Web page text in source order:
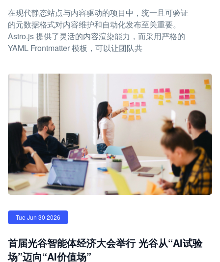
在现代静态站点与内容驱动的项目中，统一且可验证
的元数据格式对内容维护和自动化发布至关重要。
Astro.js 提供了灵活的内容渲染能力，而采用严格的
YAML Frontmatter 模板，可以让团队共
Tue Jun 30 2026
首届光谷智能体经济大会举行 光谷从“AI试验
场”迈向“AI价值场”